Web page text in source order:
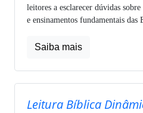
leitores a esclarecer dúvidas sobre
e ensinamentos fundamentais das
Saiba mais
Leitura Bíblica